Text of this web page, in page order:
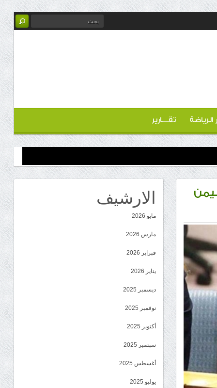
الرياضة تقـــارير
الارشيف
مايو 2026
مارس 2026
فبراير 2026
يناير 2026
ديسمبر 2025
نوفمبر 2025
أكتوبر 2025
سبتمبر 2025
أغسطس 2025
يوليو 2025